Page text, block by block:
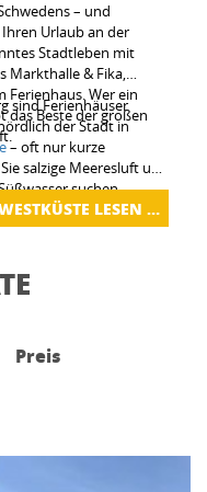
– und
Urlaub an der
Stadtleben mit
Markthalle & Fika,
Ferienhaus. Wer ein
das Beste der großen
sind Ferienhäuser
der Stadt in
– oft nur kurze
salzige Meeresluft und
suchen,
Ferienhaus am Meer
LESEN …
Preis